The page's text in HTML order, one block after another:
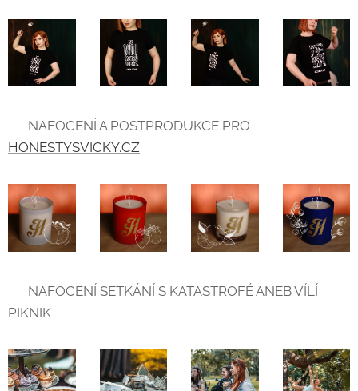
💙 NAFOCENÍ A POSTPRODUKCE PRO
HONESTYSVICKY.CZ
💙 NAFOCENÍ SETKÁNÍ S KATASTROFÉ ANEB VÍLÍ
PIKNIK